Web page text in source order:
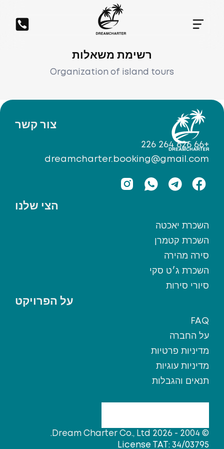
רשימת משאלות
Organization of island tours
הצי שלנו
השכרת יאכטה
השכרת קטמרן
סירה מהירה
השכרת ג׳ט סקי
סיורי סירות
על הפרויקט
FAQ
על החברה
מדיניות פרטיות
מדיניות עוגיות
תנאים והגבלות
צור קשר
+66 626 264 226
dreamcharter.booking@gmail.com
© 2004 - 2026 Dream Charter Co., Ltd.
License TAT: 34/03795